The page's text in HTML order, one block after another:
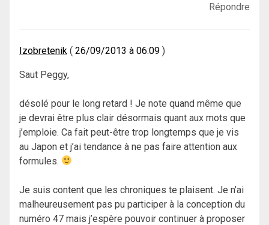
Répondre
Izobretenik 26/09/2013 à 06:09
Saut Peggy,
désolé pour le long retard ! Je note quand même que
je devrai être plus clair désormais quant aux mots que
j’emploie. Ca fait peut-être trop longtemps que je vis
au Japon et j’ai tendance à ne pas faire attention aux
formules.
Je suis content que les chroniques te plaisent. Je n’ai
malheureusement pas pu participer à la conception du
numéro 47 mais j’espère pouvoir continuer à proposer